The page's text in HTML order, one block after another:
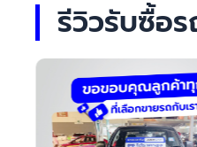
รีวิวรับซื้อ